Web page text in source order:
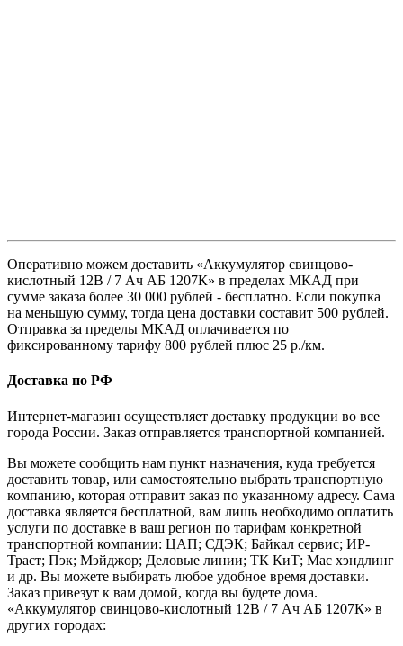
Оперативно можем доставить «Аккумулятор свинцово-
кислотный 12В / 7 Ач АБ 1207К» в пределах МКАД при
сумме заказа более 30 000 рублей - бесплатно. Если покупка
на меньшую сумму, тогда цена доставки составит 500 рублей.
Отправка за пределы МКАД оплачивается по
фиксированному тарифу 800 рублей плюс 25 р./км.
Доставка по РФ
Интернет-магазин осуществляет доставку продукции во все
города России. Заказ отправляется транспортной компанией.
Вы можете сообщить нам пункт назначения, куда требуется
доставить товар, или самостоятельно выбрать транспортную
компанию, которая отправит заказ по указанному адресу. Сама
доставка является бесплатной, вам лишь необходимо оплатить
услуги по доставке в ваш регион по тарифам конкретной
транспортной компании: ЦАП; СДЭК; Байкал сервис; ИР-
Траст; Пэк; Мэйджор; Деловые линии; ТК КиТ; Мас хэндлинг
и др. Вы можете выбирать любое удобное время доставки.
Заказ привезут к вам домой, когда вы будете дома.
«Аккумулятор свинцово-кислотный 12В / 7 Ач АБ 1207К» в
других городах: